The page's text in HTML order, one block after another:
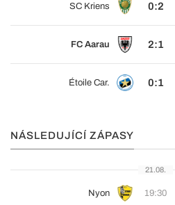
SC Kriens 0:2
FC Aarau 2:1
Étoile Car. 0:1
NÁSLEDUJÍCÍ ZÁPASY
21.08.
Nyon 19:30